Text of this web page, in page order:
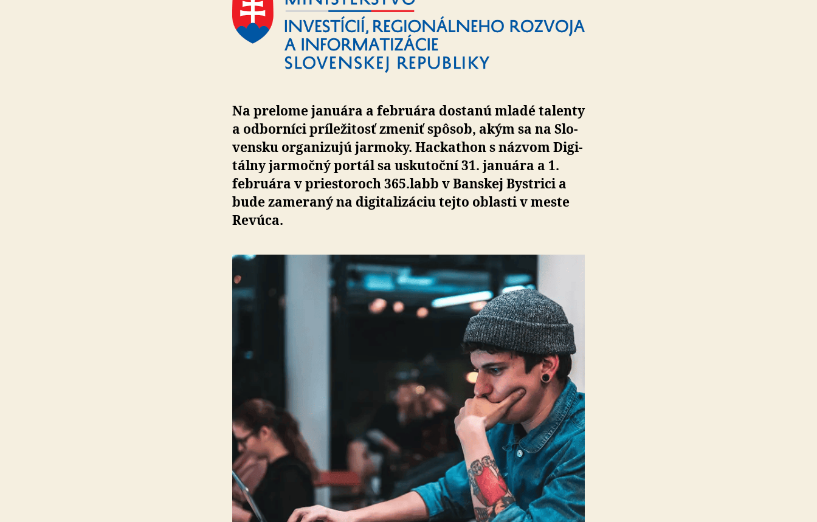
Na prelome januára a februára dostanú mladé talenty
a odborníci príležitosť zmeniť spôsob, akým sa na Slo­
ven­sku organizujú jarmoky. Hackathon s názvom Di­gi­
tálny jarmočný portál sa uskutoční 31. januára a 1.
februára v priestoroch 365.labb v Banskej Bystrici a
bude zameraný na digitalizáciu tejto oblasti v meste
Revúca.